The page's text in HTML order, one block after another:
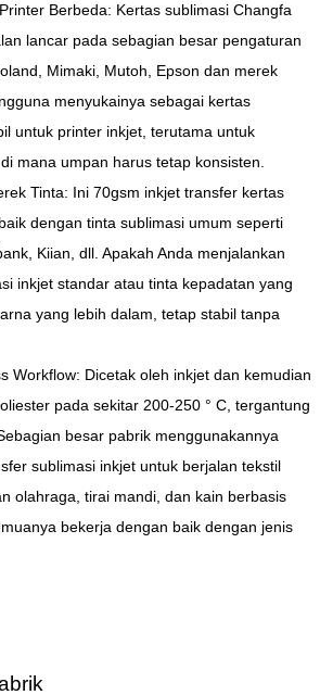
Berbeda: Kertas sublimasi Changfa
lancar pada sebagian besar pengaturan
Mimaki, Mutoh, Epson dan merek
menyukainya sebagai kertas
untuk printer inkjet, terutama untuk
mana umpan harus tetap konsisten.
Tinta: Ini 70gsm inkjet transfer kertas
dengan tinta sublimasi umum seperti
Kiian, dll. Apakah Anda menjalankan
inkjet standar atau tinta kepadatan yang
yang lebih dalam, tetap stabil tanpa
Workflow: Dicetak oleh inkjet dan kemudian
pada sekitar 200-250 ° C, tergantung
besar pabrik menggunakannya
sublimasi inkjet untuk berjalan tekstil
olahraga, tirai mandi, dan kain berbasis
bekerja dengan baik dengan jenis